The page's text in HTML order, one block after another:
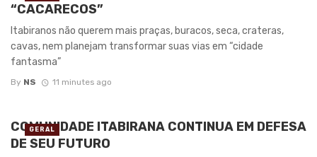
“CACARECOS”
Itabiranos não querem mais praças, buracos, seca, crateras,
cavas, nem planejam transformar suas vias em “cidade
fantasma”
By NS 11 minutes ago
COMUNIDADE ITABIRANA CONTINUA EM DEFESA
DE SEU FUTURO
GERAL